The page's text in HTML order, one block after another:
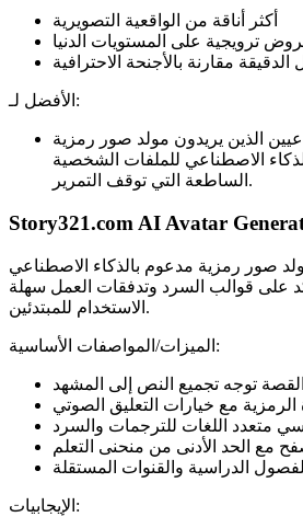
أكثر أناقة من الواقعية التصويرية
ترويجية على المستويات الدنيا
مقارنة بالأجنحة الاحترافية
الأفضل لـ:
الذين يريدون مولد صور رمزية
الاصطناعي للملفات الشخصية
الساطعة التي توقف التمرير.
Story321.com AI Avatar
صور رمزية مدعوم بالذكاء الاصطناعي
على قوالب السرد وتدفقات العمل سهلة
الاستخدام للمبتدئين.
الميزات/المواصفات الأساسية:
توجه تجميع النص إلى المشهد
الرمزية مع خيارات التعليق الصوتي
متعدد اللغات للترجمات والسرد
مع الحد الأدنى من منحنى التعلم
الدراسية والقنوات المستقلة
الإيجابيات: